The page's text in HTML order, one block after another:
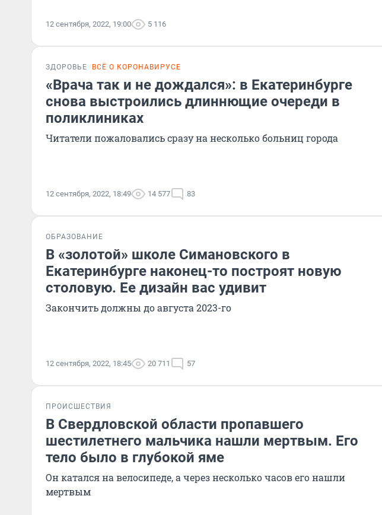
12 сентября, 2022, 19:00 5 116
ЗДОРОВЬЕ ВСЁ О КОРОНАВИРУСЕ
«Врача так и не дождался»: в Екатеринбурге
снова выстроились длиннющие очереди в
поликлиниках
Читатели пожаловались сразу на несколько больниц города
12 сентября, 2022, 18:49 14 577 83
ОБРАЗОВАНИЕ
В «золотой» школе Симановского в
Екатеринбурге наконец-то построят новую
столовую. Ее дизайн вас удивит
Закончить должны до августа 2023-го
12 сентября, 2022, 18:45 20 711 57
ПРОИСШЕСТВИЯ
В Свердловской области пропавшего
шестилетнего мальчика нашли мертвым. Его
тело было в глубокой яме
Он катался на велосипеде, а через несколько часов его нашли
мертвым